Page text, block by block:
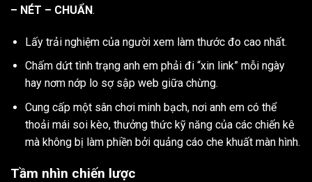
– NÉT – CHUẨN.
Lấy trải nghiệm của người xem làm thước đo cao nhất.
Chấm dứt tình trạng anh em phải đi “xin link” mỗi ngày
hay nơm nớp lo sợ sập web giữa chừng.
Cung cấp một sân chơi minh bạch, nơi anh em có thể
thoải mái soi kèo, thưởng thức kỹ năng của các chiến kê
mà không bị làm phiền bởi quảng cáo che khuất màn hình.
Tầm nhìn chiến lược